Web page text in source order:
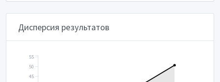
Дисперсия результатов
45
50
55